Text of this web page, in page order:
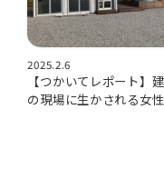
2025.2.6
【つかいてレポート】
の現場に生かされる女